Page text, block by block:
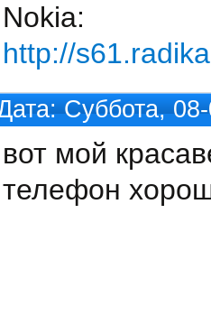
Nokia:
http://
Суббота,
вот мой
телефон